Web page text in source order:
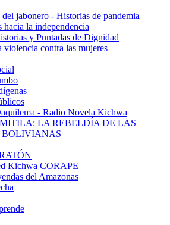
jabonero - Historias de pandemia
hacia la independencia
y Puntadas de Dignidad
violencia contra las mujeres
- Radio Novela Kichwa
LA REBELDÍA DE LAS
BOLIVIANAS
Kichwa CORAPE
del Amazonas